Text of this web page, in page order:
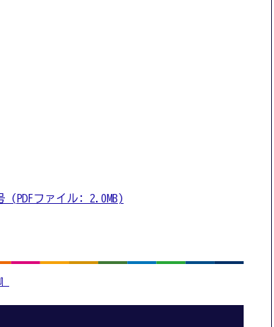
(PDFファイル: 2.0MB)